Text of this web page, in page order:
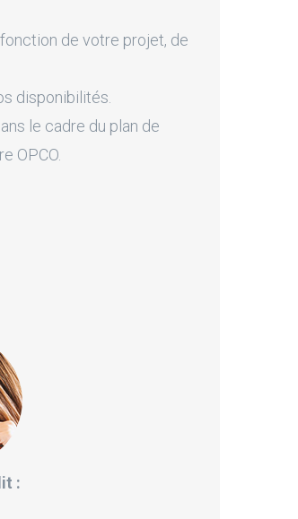
de votre projet, de
disponibilités.
le cadre du plan de
OPCO.
: